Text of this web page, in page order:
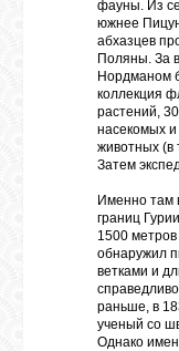
фауны. Из
южнее
абхазцев
Поляны. За
Нордманом
коллекция
растений,
насекомых
животных (в
Затем
Именно там
границ
1500
обнаружил
ветками и
раньше, в
ученый со
Однако